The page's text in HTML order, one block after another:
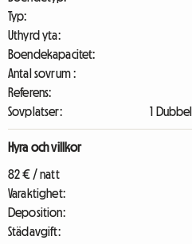
Typ:
Uthyrd yta:
Boendekapacitet:
Antal sovrum :
Referens:
Sovplatser:
1
Hyra och villkor
82 € / natt
Varaktighet:
Deposition:
Städavgift: